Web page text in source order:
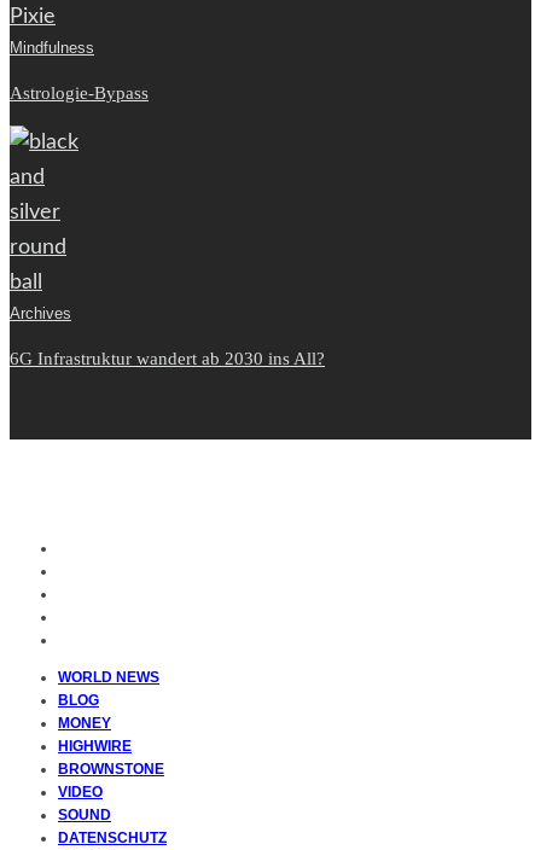
Mindfulness
Astrologie-Bypass
Archives
6G Infrastruktur wandert ab 2030 ins All?
WORLD NEWS
BLOG
MONEY
HIGHWIRE
BROWNSTONE
VIDEO
SOUND
DATENSCHUTZ